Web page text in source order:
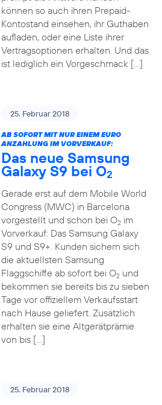
können so auch ihren Prepaid-
Kontostand einsehen, ihr Guthaben
aufladen, oder eine Liste ihrer
Vertragsoptionen erhalten. Und das
ist lediglich ein Vorgeschmack […]
25. Februar 2018
AB SOFORT MIT NUR EINEM EURO
ANZAHLUNG IM VORVERKAUF:
Das neue Samsung
Galaxy S9 bei O2
Gerade erst auf dem Mobile World
Congress (MWC) in Barcelona
vorgestellt und schon bei O2im
Vorverkauf: Das Samsung Galaxy
S9 und S9+. Kunden sichern sich
die aktuellsten Samsung
Flaggschiffe ab sofort bei O2und
bekommen sie bereits bis zu sieben
Tage vor offiziellem Verkaufsstart
nach Hause geliefert. Zusätzlich
erhalten sie eine Altgerätprämie
von bis […]
25. Februar 2018